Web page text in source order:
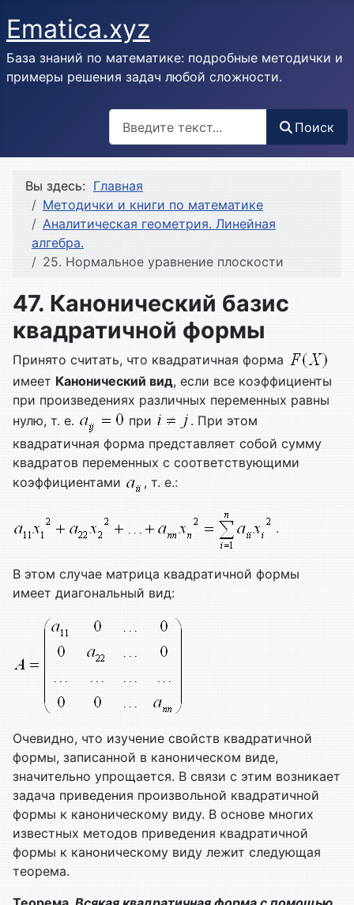
Ematica.xyz
База знаний по математике: подробные методички и
примеры решения задач любой сложности.
Поиск
Вы здесь: Главная
Методички и книги по математике
Аналитическая геометрия. Линейная
алгебра.
25. Нормальное уравнение плоскости
47. Канонический базис
квадратичной формы
Принято считать, что квадратичная форма
имеет Канонический вид, если все коэффициенты
при произведениях различных переменных равны
нулю, т. е.
при
. При этом
квадратичная форма представляет собой сумму
квадратов переменных с соответствующими
коэффициентами
, т. е.:
.
В этом случае матрица квадратичной формы
имеет диагональный вид:
Очевидно, что изучение свойств квадратичной
формы, записанной в каноническом виде,
значительно упрощается. В связи с этим возникает
задача приведения произвольной квадратичной
формы к каноническому виду. В основе многих
известных методов приведения квадратичной
формы к каноническому виду лежит следующая
теорема.